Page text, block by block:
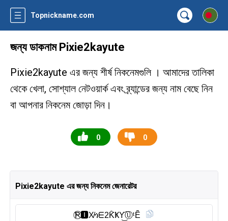
Topnickname.com
জন্য ডাকনাম Pixie2kayute
Pixie2kayute এর জন্য শীর্ষ নিকনেমগুলি । আমাদের তালিকা
থেকে খেলা, সোশ্যাল নেটওয়ার্ক এবং ব্র্যান্ডের জন্য নাম বেছে নিন
বা আপনার নিকনেম জোড়া দিন।
0 0
Pixie2kayute এর জন্য নিকনেম জেনারেটর
P⃠🅸︎X̸ጎᗴ2K̑̈ҜY͜͡Ⓤ︎ᵗȆ̈